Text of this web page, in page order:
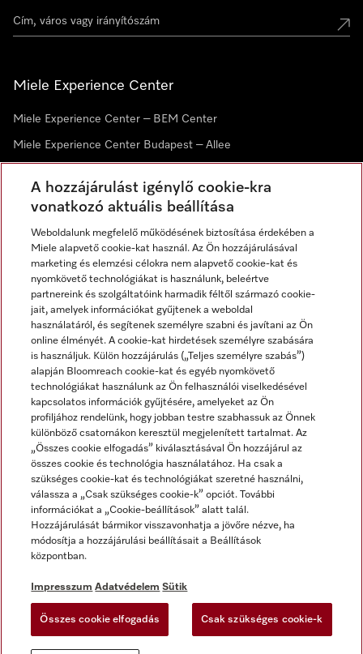
Miele Experience Center
Miele Experience Center – BEM Center
Miele Experience Center Budapest – Allee
Hírlevél
Impresszum
ÁSZF
Adatvédelem
Felhasználási feltételek
Akadálymentességi Nyilatkozat
Digitális Szolgáltatásokról szóló törvény
Cookie-beállítások
Miele a YouTube-on
Miele a Facebookon
Miele az Instagramon
A hozzájárulást igénylő cookie-kra
vonatkozó aktuális beállítása
Weboldalunk megfelelő működésének biztosítása érdekében a
Miele alapvető cookie-kat használ. Az Ön hozzájárulásával
marketing és elemzési célokra nem alapvető cookie-kat és
nyomkövető technológiákat is használunk, beleértve
partnereink és szolgáltatóink harmadik féltől származó cookie-
jait, amelyek információkat gyűjtenek a weboldal
használatáról, és segítenek személyre szabni és javítani az Ön
online élményét. A cookie-kat hirdetések személyre szabására
is használjuk. Külön hozzájárulás („Teljes személyre szabás”)
alapján Bloomreach cookie-kat és egyéb nyomkövető
technológiákat használunk az Ön felhasználói viselkedésével
kapcsolatos információk gyűjtésére, amelyeket az Ön
profiljához rendelünk, hogy jobban testre szabhassuk az Önnek
különböző csatornákon keresztül megjelenített tartalmat. Az
„Összes cookie elfogadás” kiválasztásával Ön hozzájárul az
összes cookie és technológia használatához. Ha csak a
szükséges cookie-kat és technológiákat szeretné használni,
válassza a „Csak szükséges cookie-k” opciót. További
információkat a „Cookie-beállítások” alatt talál.
Hozzájárulását bármikor visszavonhatja a jövőre nézve, ha
módosítja a hozzájárulási beállításait a Beállítások
központban.
Impresszum Adatvédelem Sütik
Összes cookie elfogadás Csak szükséges cookie-k